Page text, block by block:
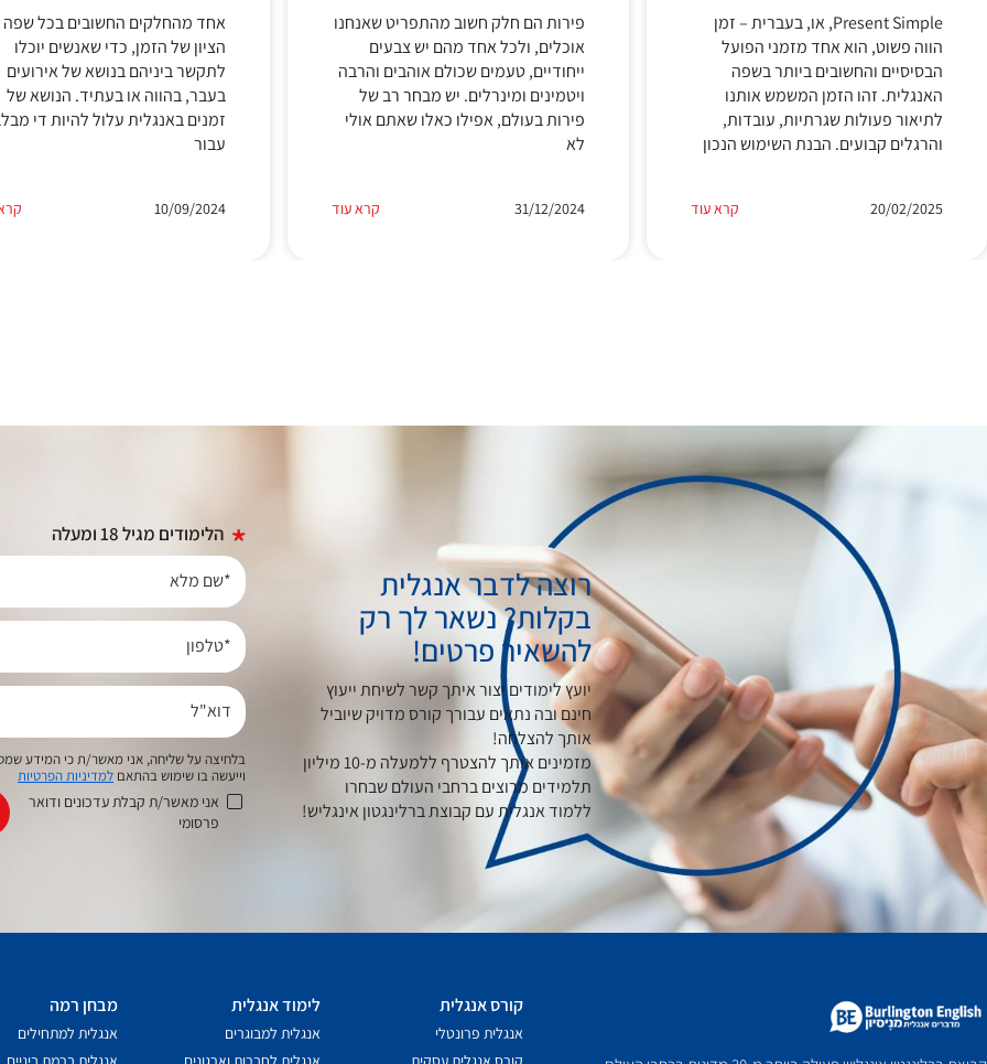
Present Simple, או, בעברית – זמן
הווה פשוט, הוא אחד מזמני הפועל
הבסיסיים והחשובים ביותר בשפה
האנגלית. זהו הזמן המשמש אותנו
לתיאור פעולות שגרתיות, עובדות,
והרגלים קבועים. הבנת השימוש הנכון
קרא עוד 20/02/2025
פירות הם חלק חשוב מהתפריט שאנחנו
אוכלים, ולכל אחד מהם יש צבעים
ייחודיים, טעמים שכולם אוהבים והרבה
ויטמינים ומינרלים. יש מבחר רב של
פירות בעולם, אפילו כאלו שאתם אולי
לא
קרא עוד 31/12/2024
אחד מהחלקים החשובים בכל שפה
הציון של הזמן, כדי שאנשים יוכלו
לתקשר ביניהם בנושא של אירועים
בעבר, בהווה או בעתיד. הנושא של
זמנים באנגלית עלול להיות די
עבור
10/09/2024
רוצה לדבר אנגלית
בקלות? נשאר לך רק
להשאיר פרטים!
יועץ לימודים יצור איתך קשר לשיחת ייעוץ
חינם ובה נתאים עבורך קורס מדויק שיוביל
אותך להצלחה!
מזמינים אותך להצטרף ללמעלה מ-10 מיליון
תלמידים מרוצים ברחבי העולם שבחרו
ללמוד אנגלית עם קבוצת ברלינגטון אינגליש!
הלימודים מגיל 18 ומעלה
*שם מלא
*טלפון
דוא"ל
בלחיצה על שליחה, אני מאשר/ת כי המידע
וייעשה בו שימוש בהתאם למדיניות הפרטיות
אני מאשר/ת קבלת עדכונים ודואר
פרסומי
קורס אנגלית
אנגלית פרונטלי
לימוד אנגלית
אנגלית למבוגרים
מבחן רמה
אנגלית למתחילים